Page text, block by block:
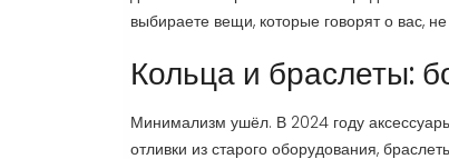
выбираете вещи, которые говорят о вас,
Кольца и браслеты:
Минимализм ушёл. В 2024 году
отливки из старого оборудования,